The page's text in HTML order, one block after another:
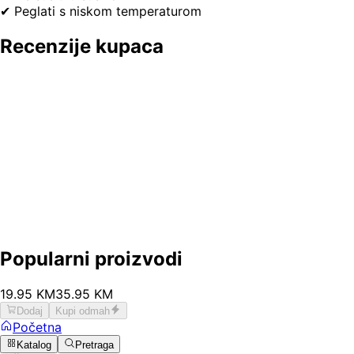
✔ Peglati s niskom temperaturom
Recenzije kupaca
Popularni proizvodi
19.95 KM35.95 KM
Dodaj Kupi odmah
Početna
Katalog Pretraga